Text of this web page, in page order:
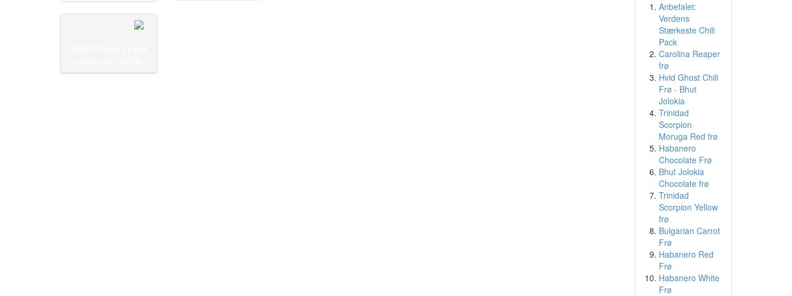
Anbefalet:
Verdens
Stærkeste Chili
Pack
Carolina Reaper
frø
Hvid Ghost Chili
Frø - Bhut
Jolokia
Trinidad
Scorpion
Moruga Red frø
Habanero
Chocolate Frø
Bhut Jolokia
Chocolate frø
Trinidad
Scorpion Yellow
frø
Bulgarian Carrot
Frø
Habanero Red
Frø
Habanero White
Frø